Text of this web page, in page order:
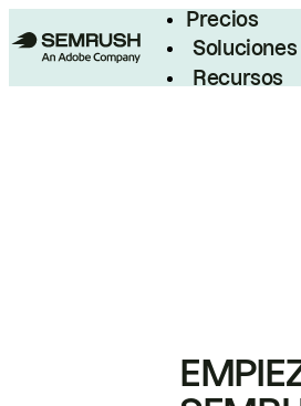
Precios
Soluciones
Recursos